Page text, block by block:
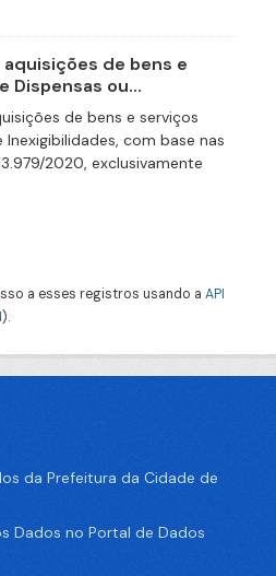
de bens e
Dispensas ou...
de bens e serviços
com base nas
2020, exclusivamente
a esses registros usando a API
).
da Prefeitura da Cidade de
Dados no Portal de Dados